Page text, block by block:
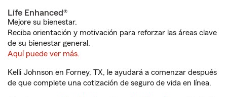
Life Enhanced®
Mejore su bienestar.
Reciba orientación y motivación para reforzar las áreas clave
de su bienestar general.
Aquí puede ver más.
Kelli Johnson en Forney, TX, le ayudará a comenzar después
de que complete una cotización de seguro de vida en línea.